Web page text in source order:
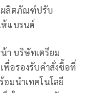
ผลิตภัณฑ์ปรับ
ห้แบรนด์
า บริษัทเตรียม
พื่อรองรับคำสั่งซื้อที่
อมนำเทคโนโลยี